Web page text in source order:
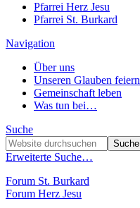
Pfarrei Herz Jesu
Pfarrei St. Burkard
Navigation
Über uns
Unseren Glauben feiern
Gemeinschaft leben
Was tun bei…
Suche
Erweiterte Suche…
Forum St. Burkard
Forum Herz Jesu